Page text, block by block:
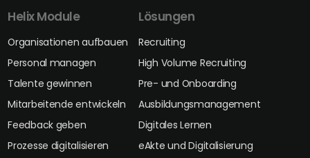
Helix Module
Organisationen aufbauen
Personal managen
Talente gewinnen
Mitarbeitende entwickeln
Feedback geben
Prozesse digitalisieren
Lösungen
Recruiting
High Volume Recruiting
Pre- und Onboarding
Ausbildungsmanagement
Digitales Lernen
eAkte und Digitalisierung